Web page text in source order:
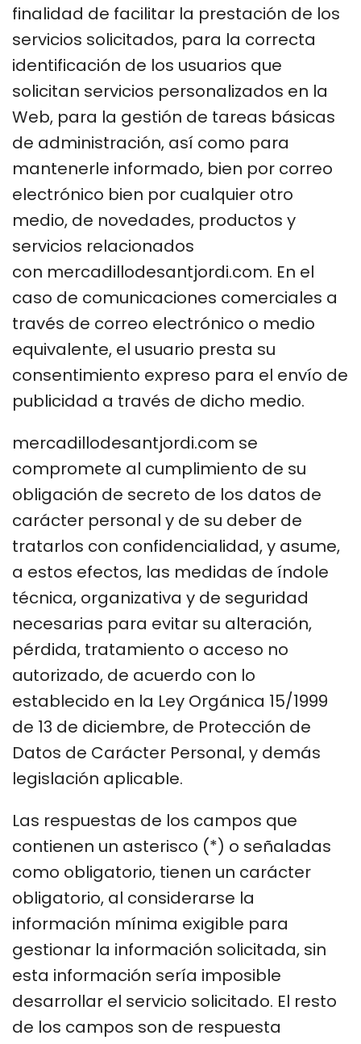
finalidad de facilitar la prestación de los
servicios solicitados, para la correcta
identificación de los usuarios que
solicitan servicios personalizados en la
Web, para la gestión de tareas básicas
de administración, así como para
mantenerle informado, bien por correo
electrónico bien por cualquier otro
medio, de novedades, productos y
servicios relacionados
con mercadillodesantjordi.com. En el
caso de comunicaciones comerciales a
través de correo electrónico o medio
equivalente, el usuario presta su
consentimiento expreso para el envío de
publicidad a través de dicho medio.
mercadillodesantjordi.com se
compromete al cumplimiento de su
obligación de secreto de los datos de
carácter personal y de su deber de
tratarlos con confidencialidad, y asume,
a estos efectos, las medidas de índole
técnica, organizativa y de seguridad
necesarias para evitar su alteración,
pérdida, tratamiento o acceso no
autorizado, de acuerdo con lo
establecido en la Ley Orgánica 15/1999
de 13 de diciembre, de Protección de
Datos de Carácter Personal, y demás
legislación aplicable.
Las respuestas de los campos que
contienen un asterisco (*) o señaladas
como obligatorio, tienen un carácter
obligatorio, al considerarse la
información mínima exigible para
gestionar la información solicitada, sin
esta información sería imposible
desarrollar el servicio solicitado. El resto
de los campos son de respuesta